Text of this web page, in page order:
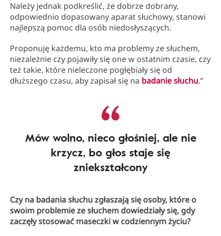
Należy jednak podkreślić, że dobrze dobrany,
odpowiednio dopasowany aparat słuchowy, stanowi
najlepszą pomoc dla osób niedosłyszących.
Proponuję każdemu, kto ma problemy ze słuchem,
niezależnie czy pojawiły się one w ostatnim czasie, czy
też takie, które nieleczone pogłębiały się od
dłuższego czasu, aby zapisał się na badanie słuchu.”
Mów wolno, nieco głośniej, ale nie
krzycz, bo głos staje się
zniekształcony
Czy na badania słuchu zgłaszają się osoby, które o
swoim problemie ze słuchem dowiedziały się, gdy
zaczęły stosować maseczki w codziennym życiu?